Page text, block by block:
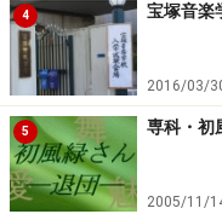
4 宝塚音楽
2016/03/
5 専科・初
2005/11/